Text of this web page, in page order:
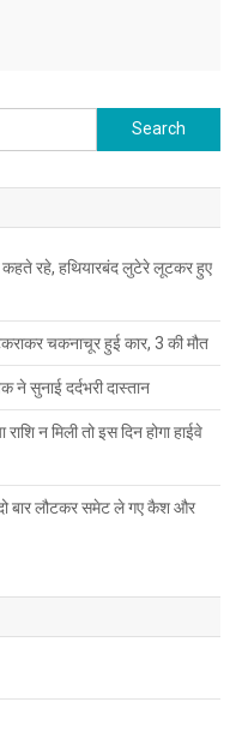
Search for:
रहे, हथियारबंद लुटेरे लूटकर हुए
चकनाचूर हुई कार, 3 की मौत
सुनाई दर्दभरी दास्तान
न मिली तो इस दिन होगा हाईवे
बार लौटकर समेट ले गए कैश और